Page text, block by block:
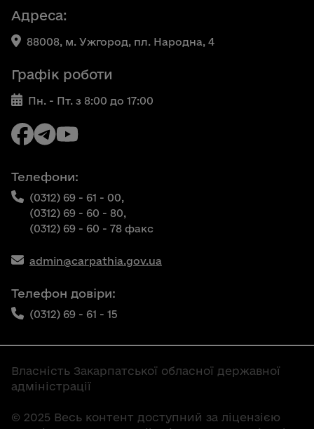
Адреса:
88008, м. Ужгород, пл. Народна, 4
Графік роботи
Пн. - Пт. з 8:00 до 17:00
Телефони:
(0312) 69 - 61 - 00,
(0312) 69 - 60 - 80,
(0312) 69 - 60 - 78 факс
admin@carpathia.gov.ua
Телефон довіри:
(0312) 69 - 61 - 15
Власність Закарпатської обласної державної
адміністрації
© 2025 Весь контент доступний за ліцензією